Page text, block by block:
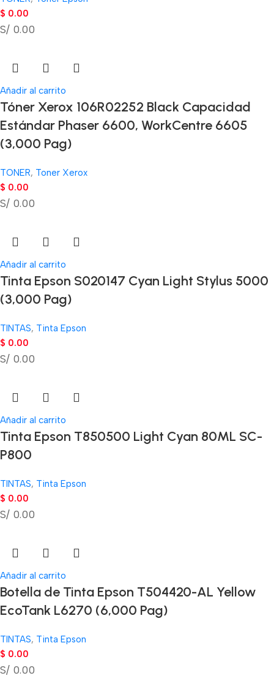
$ 0.00
S/ 0.00
Añadir al carrito
Tóner Xerox 106R02252 Black Capacidad
Estándar Phaser 6600, WorkCentre 6605
(3,000 Pag)
TONER, Toner Xerox
$ 0.00
S/ 0.00
Añadir al carrito
Tinta Epson S020147 Cyan Light Stylus 5000
(3,000 Pag)
TINTAS, Tinta Epson
$ 0.00
S/ 0.00
Añadir al carrito
Tinta Epson T850500 Light Cyan 80ML SC-
P800
TINTAS, Tinta Epson
$ 0.00
S/ 0.00
Añadir al carrito
Botella de Tinta Epson T504420-AL Yellow
EcoTank L6270 (6,000 Pag)
TINTAS, Tinta Epson
$ 0.00
S/ 0.00